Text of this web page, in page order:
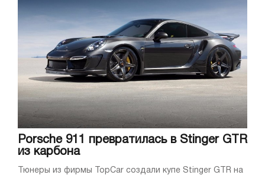
Porsche 911 превратилась в Stinger GTR
из карбона
Тюнеры из фирмы TopCar создали купе Stinger GTR на